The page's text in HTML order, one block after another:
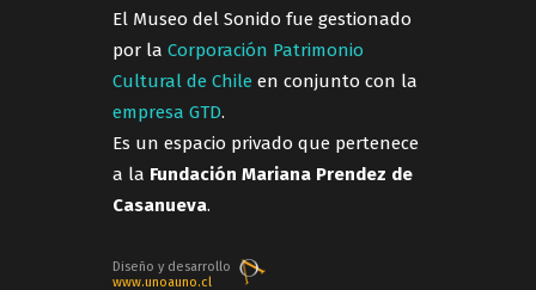
El Museo del Sonido fue gestionado
por la Corporación Patrimonio
Cultural de Chile en conjunto con la
empresa GTD.
Es un espacio privado que pertenece
a la Fundación Mariana Prendez de
Casanueva.
Diseño y desarrollo
www.unoauno.cl